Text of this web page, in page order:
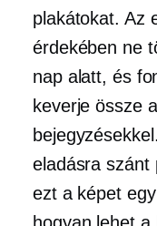
plakátokat. Az
érdekében ne
nap alatt, és
keverje össze
eladásra szánt
ezt a képet